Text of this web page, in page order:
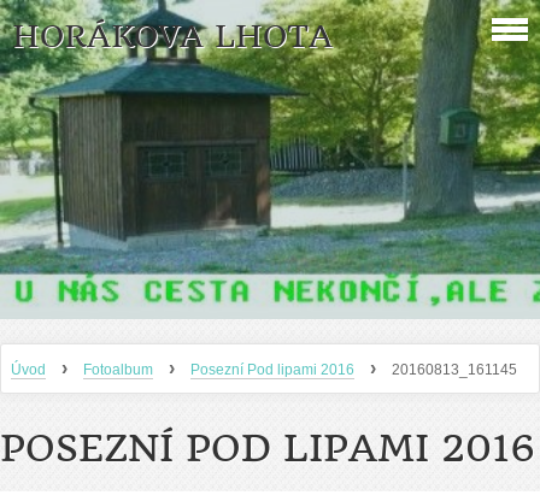
HORÁKOVA LHOTA
Úvod › Fotoalbum › Posezní Pod lipami 2016 › 20160813_161145
POSEZNÍ POD LIPAMI 2016